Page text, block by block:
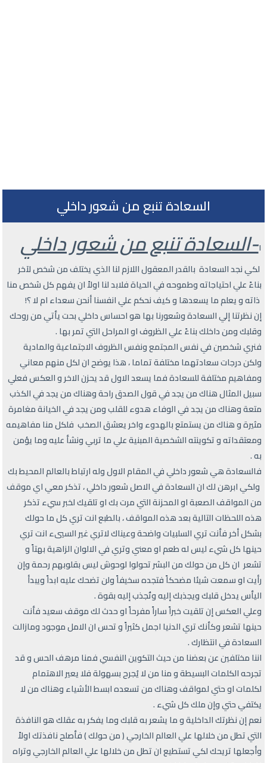
السعادة تنبع من شعور داخلي
١-السعادة تنبع من شعور داخلي
لكي نجد السعادة بالقدر المعقول اللازم لنا الذي يختلف من شخص لآخر
بناءً علي احتياجاته وطموحه في الحياة فلابد لنا اولاً ان يفهم كل شخص منا
ذاته و يعلم ما يسعدها و كيف نحكم علي انفسنا أنحن سعداء ام لا ؟!
إن نظرتنا إلي السعادة وشعورنا بها هو احساس داخلي بحت يأتي من روحك
وقلبك ومن داخلك بناءً علي الظروف او المراحل التي تمر بها .
فنري شخصين في نفس المجتمع ونفس الظروف الاجتماعية والمادية
ولكن درجات سعادتهما مختلفة تماما ، هذا يوضح ان لكل منهم معاني
ومفاهيم مختلفة للسعادة فما يسعد الاول قد يحزن الاخر و العكس فعلي
سبيل المثال هناك من يجد في قول الصدق راحة وهناك من يجد في الكذب
متعة وهناك من يجد في الوفاء هدوء للقلب ومن يجد في الخيانة مغامرة
مثيرة و هناك من يستمتع بالهدوء واخر يعشق الصخب فلكل منا مفاهيمه
ومعتقداته و تكوينته الشخصية المبنية علي ما تربي ونشأ عليه وما يؤمن
به .
فالسعادة هي شعور داخلي في المقام الاول وله ارتباط بالعالم المحيط بك
ولكي ابرهن لك ان السعادة في الاصل شعور داخلي ، تذكر معي اي موقف
من المواقف الصعبة او المحزنة التي مرت بك او تلقيك لخبر سيء تذكر
هذه اللحظات التالية بعد هذه المواقف ، بالطبع انت تري كل ما حولك
بشكل أخر فأنت تري السلبيات واضحة وعيناك لاتري غير السييء انت تري
حينها كل شيء ليس له طعم او معني وتري في الالوان الزاهية بهتاً و
تشعر ان كل من حولك من البشر تحولوا لوحوش ليس بقلوبهم رحمة وإن
رأيت او سمعت شيئا مضحكاً فتجده سخيفاً ولن تضحك عليه ابداً ويبدأ
اليأس يدخل قلبك ويجذبك إليه وتُجذب إليه بقوة .
وعلي العكس إن تلقيت خبراً ساراً مفرحاً او حدث لك موقف سعيد فأنت
حينها تشعر وكأنك تري الدنيا اجمل كثيراً و تحس ان الامل موجود ومازالت
السعادة في انتظارك .
اننا مختلفين عن بعضنا من حيث التكوين النفسي فمنا مرهف الحس و قد
تجرحه الكلمات البسيطة و منا من لا يُجرح بسهولة فلا يعير الاهتمام
لكلمات او حتي لمواقف وهناك من تسعده ابسط الأشياء وهناك من لا
يكتفي حتي وإن ملك كل شيء .
نعم إن نظرتك الداخلية و ما يشعر به قلبك وما يفكر به عقلك هو النافذة
التي تطل من خلالها علي العالم الخارجي ( من حولك ) فأصلح نافذتك اولاً
وأجعلها تريحك لكي تستطيع ان تطل من خلالها علي العالم الخارجي وتراه